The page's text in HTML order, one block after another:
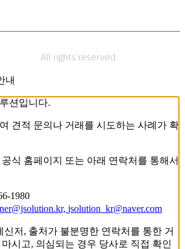
All rights reserved.
내
션입니다.
견적 문의나 거래를 시도하는 사례가 확
식 홈페이지 또는 아래 연락처를 통해서
1980
jsolution_kr@naver.com
신저, 출처가 불분명한 연락처를 통한 거
시고, 의심되는 경우 당사로 직접 확인